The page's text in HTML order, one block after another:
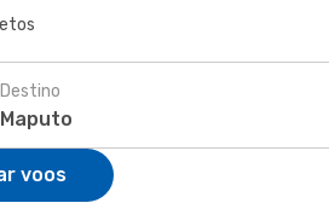
Destino
voos